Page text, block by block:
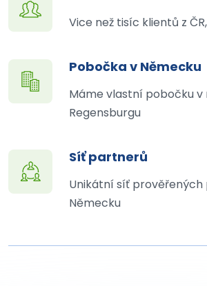
Vice než tisíc klientů z ČR,
Pobočka v Německu
Máme vlastní pobočku
Regensburgu
Síť partnerů
Unikátní síť
Německu